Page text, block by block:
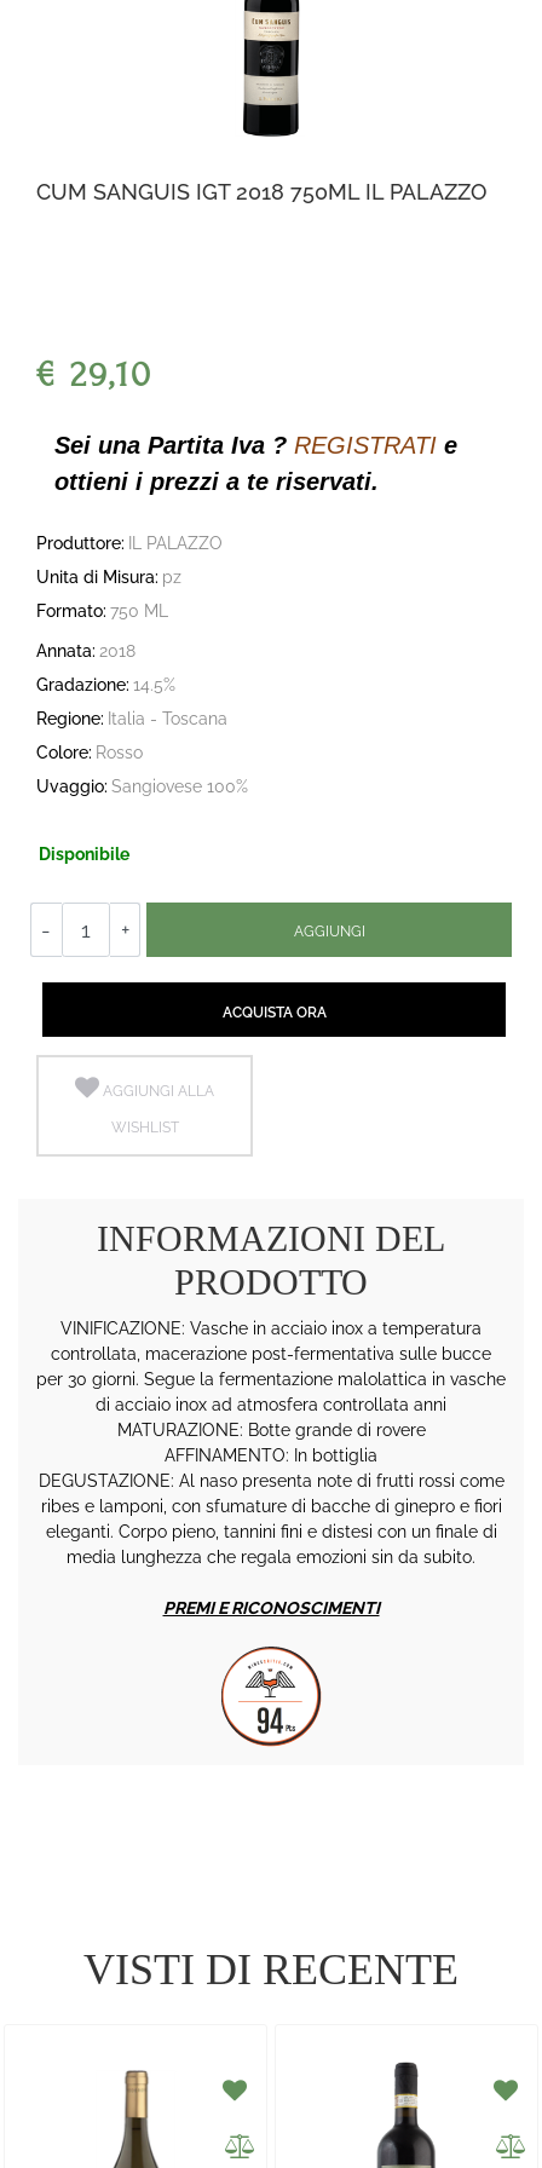
CUM SANGUIS IGT 2018 750ML IL PALAZZO
€ 29,10
Sei una Partita Iva ? REGISTRATI e
ottieni i prezzi a te riservati.
Produttore:
IL PALAZZO
Unita di Misura: pz
Formato: 750 ML
Annata: 2018
Gradazione: 14.5%
Regione: Italia - Toscana
Colore: Rosso
Uvaggio: Sangiovese 100%
Disponibile
AGGIUNGI
ACQUISTA ORA
AGGIUNGI ALLA
WISHLIST
INFORMAZIONI DEL
PRODOTTO
VINIFICAZIONE: Vasche in acciaio inox a temperatura
controllata, macerazione post-fermentativa sulle bucce
per 30 giorni. Segue la fermentazione malolattica in vasche
di acciaio inox ad atmosfera controllata anni
MATURAZIONE: Botte grande di rovere
AFFINAMENTO: In bottiglia
DEGUSTAZIONE: Al naso presenta note di frutti rossi come
ribes e lamponi, con sfumature di bacche di ginepro e fiori
eleganti. Corpo pieno, tannini fini e distesi con un finale di
media lunghezza che regala emozioni sin da subito.
PREMI E RICONOSCIMENTI
VISTI DI RECENTE